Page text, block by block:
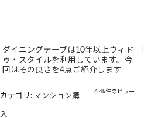
ダイニングテーブは10年以上ウィド
ゥ・スタイルを利用しています。今
回はその良さを4点ご紹介します
6.4k件のビュー
カテゴリ: マンション購
入